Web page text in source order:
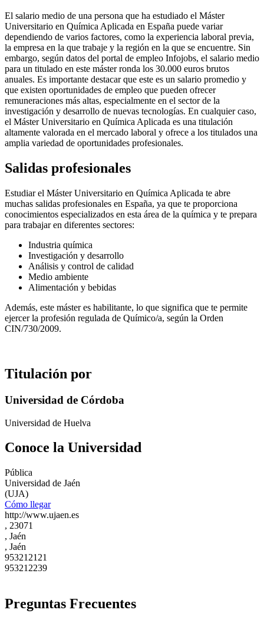
El salario medio de una persona que ha estudiado el Máster
Universitario en Química Aplicada en España puede variar
dependiendo de varios factores, como la experiencia laboral previa,
la empresa en la que trabaje y la región en la que se encuentre. Sin
embargo, según datos del portal de empleo Infojobs, el salario medio
para un titulado en este máster ronda los 30.000 euros brutos
anuales. Es importante destacar que este es un salario promedio y
que existen oportunidades de empleo que pueden ofrecer
remuneraciones más altas, especialmente en el sector de la
investigación y desarrollo de nuevas tecnologías. En cualquier caso,
el Máster Universitario en Química Aplicada es una titulación
altamente valorada en el mercado laboral y ofrece a los titulados una
amplia variedad de oportunidades profesionales.
Salidas profesionales
Estudiar el Máster Universitario en Química Aplicada te abre
muchas salidas profesionales en España, ya que te proporciona
conocimientos especializados en esta área de la química y te prepara
para trabajar en diferentes sectores:
Industria química
Investigación y desarrollo
Análisis y control de calidad
Medio ambiente
Alimentación y bebidas
Además, este máster es habilitante, lo que significa que te permite
ejercer la profesión regulada de Químico/a, según la Orden
CIN/730/2009.
Titulación por
Universidad de Córdoba
Universidad de Huelva
Conoce la Universidad
Pública
Universidad de Jaén
(UJA)
Cómo llegar
http://www.ujaen.es
, 23071
, Jaén
, Jaén
953212121
953212239
Preguntas Frecuentes